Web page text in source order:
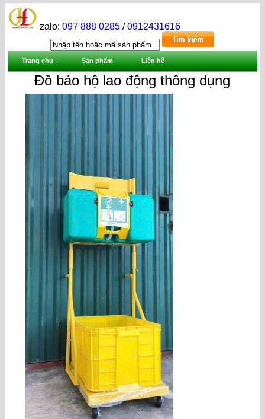
zalo:097 888 0285 /0912431616
Trang chủ Sản phẩm Liên hệ
Đồ bảo hộ lao động thông dụng